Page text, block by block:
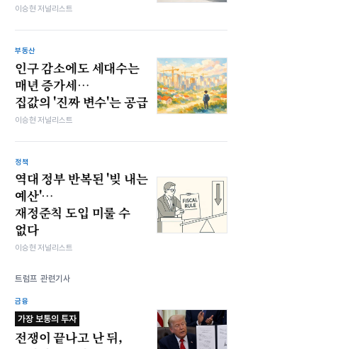
이승현 저널리스트
부동산
인구 감소에도 세대수는
매년 증가세…
집값의 '진짜 변수'는 공급
이승현 저널리스트
정책
역대 정부 반복된 '빚 내는
예산'…
재정준칙 도입 미룰 수
없다
이승현 저널리스트
트럼프 관련기사
금융
가장 보통의 투자
전쟁이 끝나고 난 뒤,